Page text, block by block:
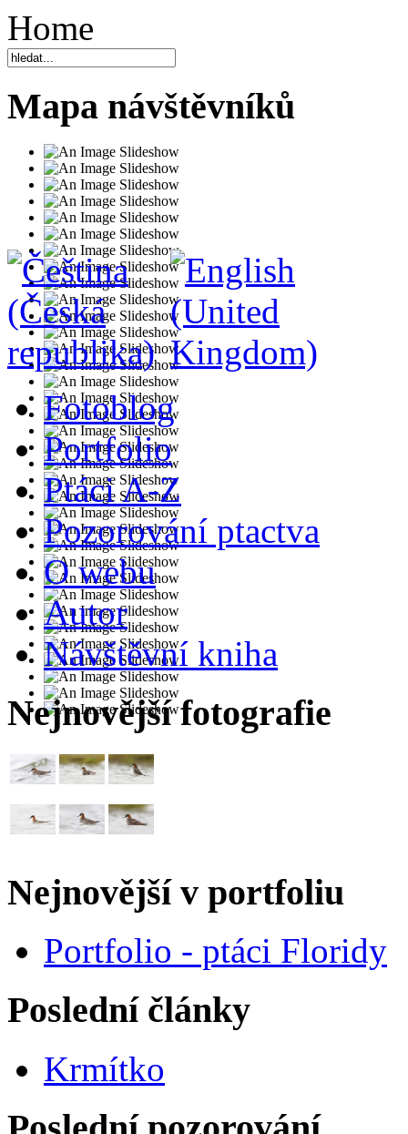
Home
Mapa návštěvníků
Fotoblog
Portfolio
Ptáci A-Z
Pozorování ptactva
O webu
Autor
Návštěvní kniha
Nejnovější fotografie
Nejnovější v portfoliu
Portfolio - ptáci Floridy
Poslední články
Krmítko